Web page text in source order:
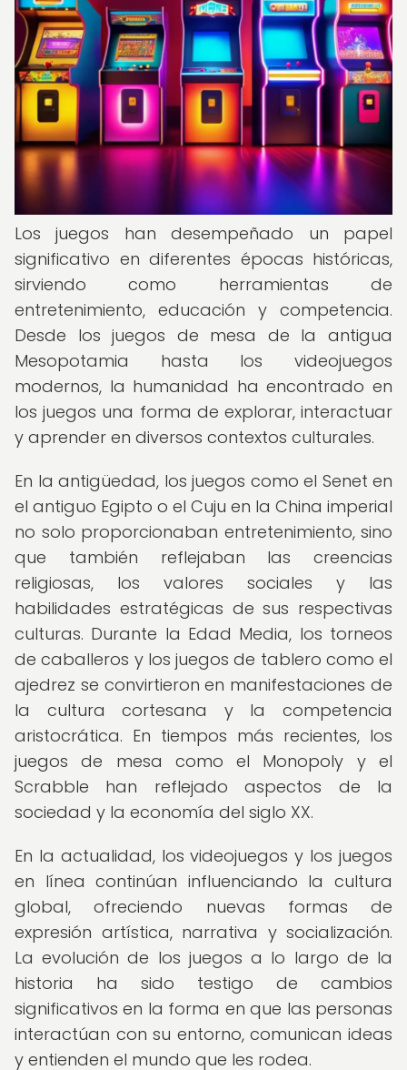
Los juegos han desempeñado un papel
significativo en diferentes épocas históricas,
sirviendo como herramientas de
entretenimiento, educación y competencia.
Desde los juegos de mesa de la antigua
Mesopotamia hasta los videojuegos
modernos, la humanidad ha encontrado en
los juegos una forma de explorar, interactuar
y aprender en diversos contextos culturales.
En la antigüedad, los juegos como el Senet en
el antiguo Egipto o el Cuju en la China imperial
no solo proporcionaban entretenimiento, sino
que también reflejaban las creencias
religiosas, los valores sociales y las
habilidades estratégicas de sus respectivas
culturas. Durante la Edad Media, los torneos
de caballeros y los juegos de tablero como el
ajedrez se convirtieron en manifestaciones de
la cultura cortesana y la competencia
aristocrática. En tiempos más recientes, los
juegos de mesa como el Monopoly y el
Scrabble han reflejado aspectos de la
sociedad y la economía del siglo XX.
En la actualidad, los videojuegos y los juegos
en línea continúan influenciando la cultura
global, ofreciendo nuevas formas de
expresión artística, narrativa y socialización.
La evolución de los juegos a lo largo de la
historia ha sido testigo de cambios
significativos en la forma en que las personas
interactúan con su entorno, comunican ideas
y entienden el mundo que les rodea.